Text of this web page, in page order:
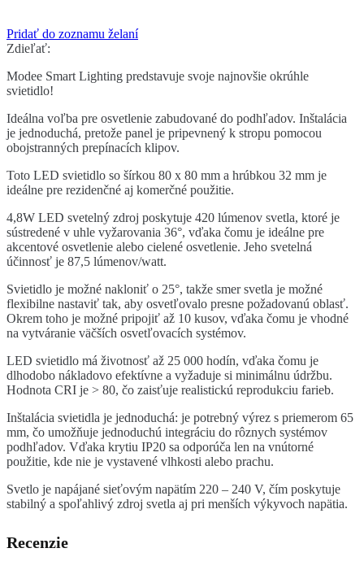
Pridať do zoznamu želaní
Zdieľať:
Modee Smart Lighting predstavuje svoje najnovšie okrúhle
svietidlo!
Ideálna voľba pre osvetlenie zabudované do podhľadov. Inštalácia
je jednoduchá, pretože panel je pripevnený k stropu pomocou
obojstranných prepínacích klipov.
Toto LED svietidlo so šírkou 80 x 80 mm a hrúbkou 32 mm je
ideálne pre rezidenčné aj komerčné použitie.
4,8W LED svetelný zdroj poskytuje 420 lúmenov svetla, ktoré je
sústredené v uhle vyžarovania 36°, vďaka čomu je ideálne pre
akcentové osvetlenie alebo cielené osvetlenie. Jeho svetelná
účinnosť je 87,5 lúmenov/watt.
Svietidlo je možné nakloniť o 25°, takže smer svetla je možné
flexibilne nastaviť tak, aby osvetľovalo presne požadovanú oblasť.
Okrem toho je možné pripojiť až 10 kusov, vďaka čomu je vhodné
na vytváranie väčších osvetľovacích systémov.
LED svietidlo má životnosť až 25 000 hodín, vďaka čomu je
dlhodobo nákladovo efektívne a vyžaduje si minimálnu údržbu.
Hodnota CRI je > 80, čo zaisťuje realistickú reprodukciu farieb.
Inštalácia svietidla je jednoduchá: je potrebný výrez s priemerom 65
mm, čo umožňuje jednoduchú integráciu do rôznych systémov
podhľadov. Vďaka krytiu IP20 sa odporúča len na vnútorné
použitie, kde nie je vystavené vlhkosti alebo prachu.
Svetlo je napájané sieťovým napätím 220 – 240 V, čím poskytuje
stabilný a spoľahlivý zdroj svetla aj pri menších výkyvoch napätia.
Recenzie